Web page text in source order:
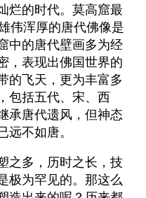
烂的时代。莫高窟最
伟浑厚的唐代佛像是
中的唐代壁画多为经
，表现出佛国世界的
的飞天，更为丰富多
包括五代、宋、西
承唐代遗风，但神态
远不如唐。
之多，历时之长，技
极为罕见的。那这么